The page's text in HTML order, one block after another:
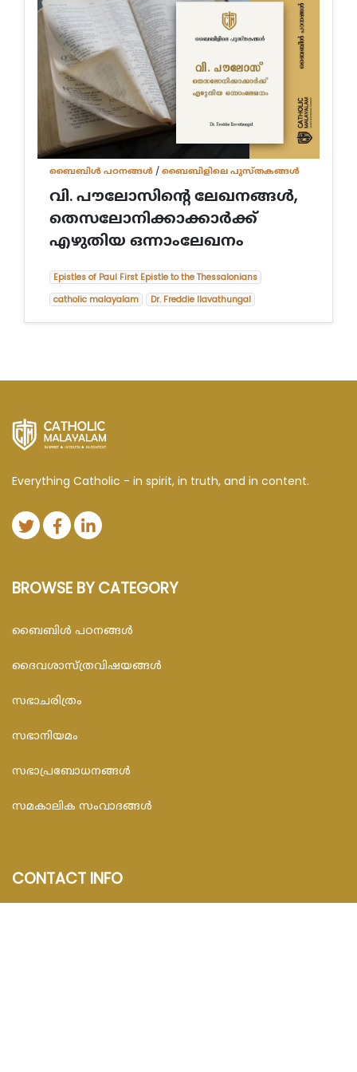
ബൈബിള്‍ പഠനങ്ങള്‍ /ബൈബിളിലെ പുസ്തകങ്ങൾ
വി. പൗലോസിന്‍റെ ലേഖനങ്ങള്‍,
തെസലോനിക്കാക്കാര്‍ക്ക്
എഴുതിയ ഒന്നാംലേഖനം
Epistles of Paul First Epistle to the Thessalonians
catholic malayalam
Dr. Freddie Ilavathungal
Everything Catholic - in spirit, in truth, and in content.
BROWSE BY CATEGORY
ബൈബിള്‍ പഠനങ്ങള്‍
ദൈവശാസ്ത്രവിഷയങ്ങള്‍
സഭാചരിത്രം
സഭാനിയമം
സഭാപ്രബോധനങ്ങള്‍
സമകാലിക സംവാദങ്ങൾ
CONTACT INFO